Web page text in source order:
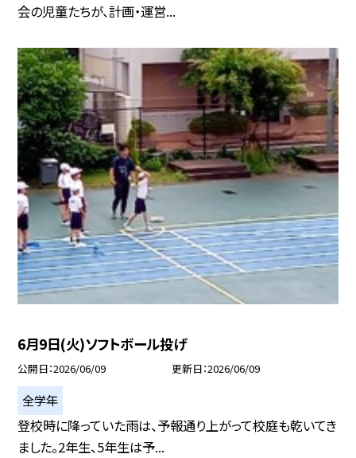
会の児童たちが、計画・運営...
6月9日(火)ソフトボール投げ
公開日 2026/06/09 更新日 2026/06/09
全学年
登校時に降っていた雨は、予報通り上がって校庭も乾いてき
ました。2年生、5年生は予...